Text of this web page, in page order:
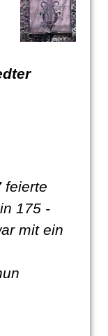
feierte
175 -
mit ein